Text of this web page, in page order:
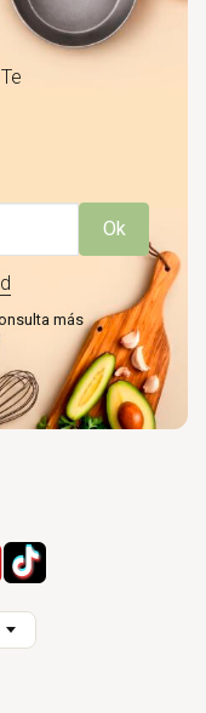
Ok
más